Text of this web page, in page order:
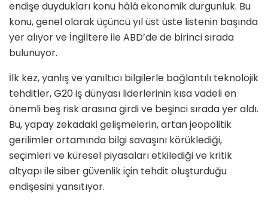
endişe duydukları konu hâlâ ekonomik durgunluk. Bu
konu, genel olarak üçüncü yıl üst üste listenin başında
yer alıyor ve İngiltere ile ABD’de de birinci sırada
bulunuyor.
İlk kez, yanlış ve yanıltıcı bilgilerle bağlantılı teknolojik
tehditler, G20 iş dünyası liderlerinin kısa vadeli en
önemli beş risk arasına girdi ve beşinci sırada yer aldı.
Bu, yapay zekadaki gelişmelerin, artan jeopolitik
gerilimler ortamında bilgi savaşını körüklediği,
seçimleri ve küresel piyasaları etkilediği ve kritik
altyapı ile siber güvenlik için tehdit oluşturduğu
endişesini yansıtıyor.